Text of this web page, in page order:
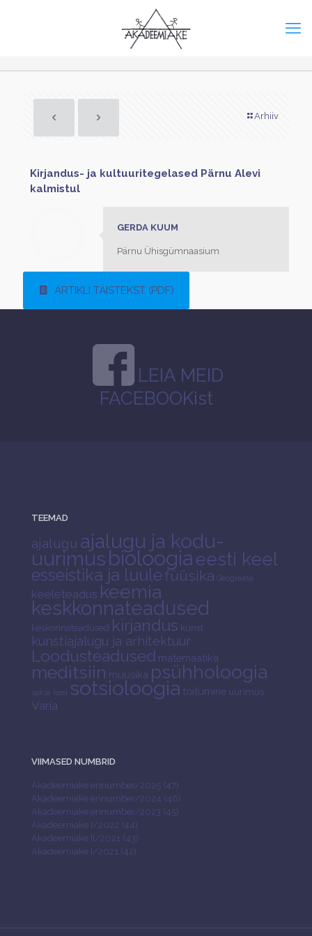
Arhiiv
Kirjandus- ja kultuuritegelased Pärnu Alevi
kalmistul
GERDA KUUM
Pärnu Ühisgümnaasium
ARTIKLI TÄISTEKST (PDF)
LEIA MEID
FACEBOOKist
TEEMAD
ajalugu ajalugu ja kodu-
uurimusbioloogia eesti keel
esseistika ja luulefüüsika Geograafia
keeleteadus keemia
keskkonnateadused
keskonnateadused kirjandus kunst
kunstiajalugu ja arhitektuur
Loodusteadused matemaatika
meditsiin muusika psühholoogia
saksa keel sotsioloogia toitumine uurimus
Varia
VIIMASED NUMBRID
Akadeemiake erinumber/2025 (47)
Akadeemiake erinumber/2024 (46)
Akadeemiake erinumber/2023 (45)
Akadeemiake I/2022 (44)
Akadeemiake II/2021 (43)
Akadeemiake I/2021 (42)